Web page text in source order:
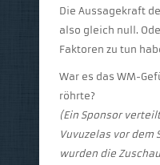
Die Aussagekraft
also gleich null.
Faktoren zu tun
War es das WM-
röhrte?
(Ein Sponsor
Vuvuzelas vor dem
wurden die